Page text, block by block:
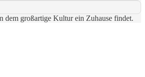
dem großartige Kultur ein Zuhause findet.